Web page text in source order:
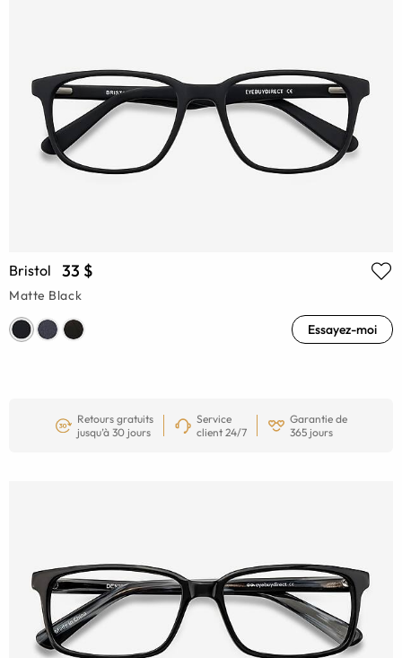
Bristol 33 $
Matte Black
Essayez-moi
Retours gratuits
jusqu’à 30 jours
Service
client 24/7
Garantie de
365 jours